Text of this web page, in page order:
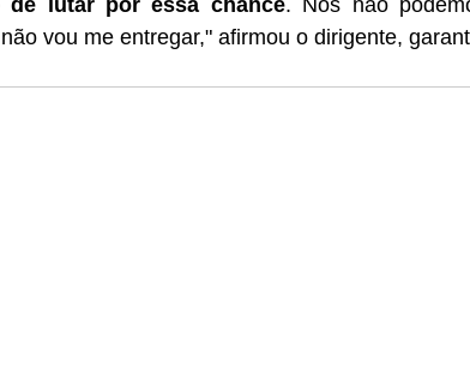
de lutar por essa chance. Nós não
vou me entregar," afirmou o dirigente,